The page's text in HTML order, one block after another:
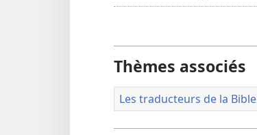
Thèmes associés
Les traducteurs de la Bible